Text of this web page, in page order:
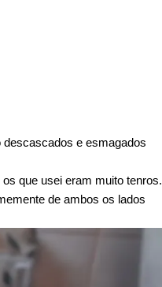
descascados e esmagados
que usei eram muito tenros.
de ambos os lados